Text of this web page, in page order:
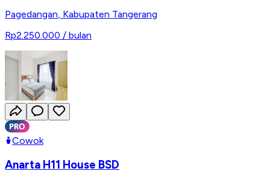
Pagedangan, Kabupaten Tangerang
Rp2.250.000 / bulan
Cowok
Anarta H11 House BSD